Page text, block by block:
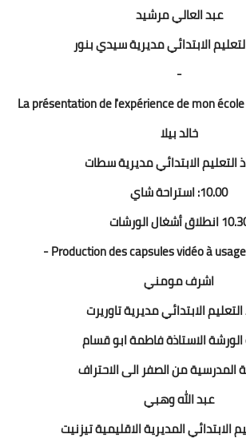
عبد العالي مرشيد
الابتدائي مديرية سيدي بنور
-
La présentation de l'expérience de mon
خالد بيلا
التعليم الابتدائي مديرية سطات
10.00: استراحة شاي
أشغال الورشات
Production des capsules vidéo à
اشرف مومني
الابتدائي مديرية تاوريرت
الاستاذة فاطمة ابو قسام
المدرسية من الصفر الى الاحتراف
عبد الله وهبي
الابتدائي المديرية الاقليمية تيزنيت